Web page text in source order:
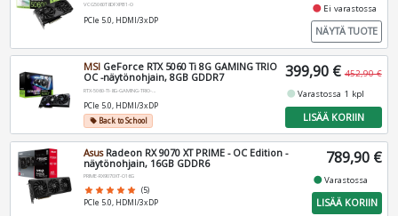
VCG5060T8DFXPB1-O
PCIe 5.0, HDMI/3xDP
fiber_manual_record Ei varastossa
NÄYTÄ TUOTE
MSI GeForce RTX 5060 Ti 8G GAMING TRIO
OC -näytönohjain, 8GB GDDR7
PCIe 5.0, HDMI/3xDP
local_offerBack to School
399,90 € 452,90 €
fiber_manual_record Varastossa 1 kpl
LISÄÄ KORIIN
AsusRadeon RX 9070 XT PRIME - OC Edition -
näytönohjain, 16GB GDDR6
PRIME-RX9070XT-O16G
star star star star star (5)
PCIe 5.0, HDMI/3xDP
789,90 €
fiber_manual_recordVarastossa
LISÄÄ KORIIN